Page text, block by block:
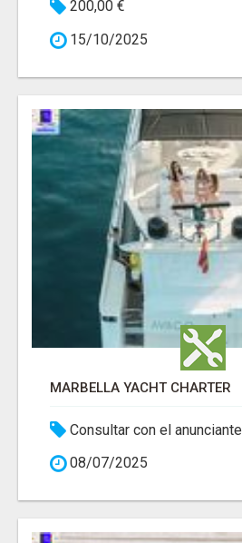
200,00 €
15/10/2025
MARBELLA YACHT CHARTER
Consultar con el anunciante
08/07/2025